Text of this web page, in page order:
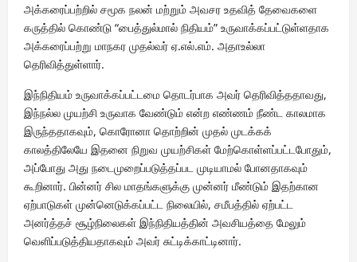
அக்கரைப்பற்றில் சமூக நலன் மற்றும் அவசர உதவித் தேவைகளை
கருத்தில் கொண்டு “பைத்துல்மால் நிதியம்” உருவாக்கப்பட்டுள்ளதாக
அக்கரைப்பற்று மாநகர முதல்வர் ஏ.எல்.எம். அதாஉல்லா
தெரிவித்துள்ளார்.
இந்நிதியம் உருவாக்கப்பட்டமை தொடர்பாக அவர் தெரிவித்ததாவது,
இந்நல்ல முயற்சி உருவாக வேண்டும் என்ற எண்ணம் நீண்ட காலமாக
இருந்ததாகவும், கொரோனா தொற்றின் முதல் முடக்கக்
காலத்திலேயே இதனை நிறுவ முயற்சிகள் மேற்கொள்ளப்பட்டபோதும்,
அப்போது அது நடைமுறைப்படுத்தப்பட முடியாமல் போனதாகவும்
கூறினார். பின்னர் சில மாதங்களுக்கு முன்னர் மீண்டும் இதற்கான
ஏற்பாடுகள் முன்னெடுக்கப்பட்ட நிலையில், சமீபத்தில் ஏற்பட்ட
அனர்த்தச் சூழ்நிலைகள் இந்நிதியத்தின் அவசியத்தை மேலும்
வெளிப்படுத்தியதாகவும் அவர் சுட்டிக்காட்டினார்.